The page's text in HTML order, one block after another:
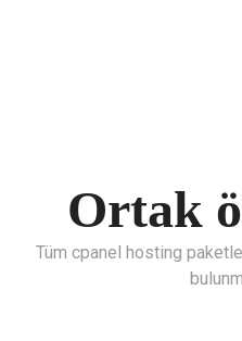
Ortak
Tüm cpanel hosting